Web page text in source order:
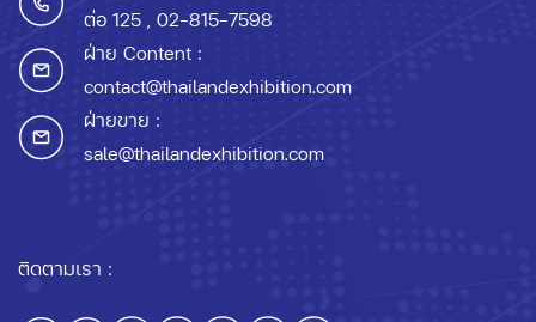
ต่อ 125 , 02-815-7598
ฝ่าย Content :
contact@thailandexhibition.com
ฝ่ายขาย :
sale@thailandexhibition.com
ติดตามเรา :